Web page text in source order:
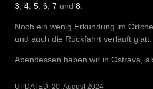
3, 4, 5, 6, 7 und 8.
Noch ein wenig Erkundung im
und auch die Rückfahrt verläuft glatt.
Abendessen haben wir in Ostrava,
UPDATED: 20. August 2024